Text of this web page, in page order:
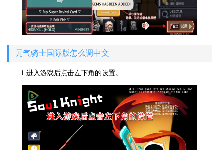
元气骑士国际版怎么调中文
1.进入游戏后点击左下角的设置。